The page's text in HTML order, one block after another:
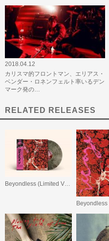
2018.04.12
カリスマ的フロントマン、エリアス・
ベンダー・ロネンフェルト率いるデン
マーク発の…
RELATED RELEASES
Beyondless (Limited Vinyl)
Beyondless